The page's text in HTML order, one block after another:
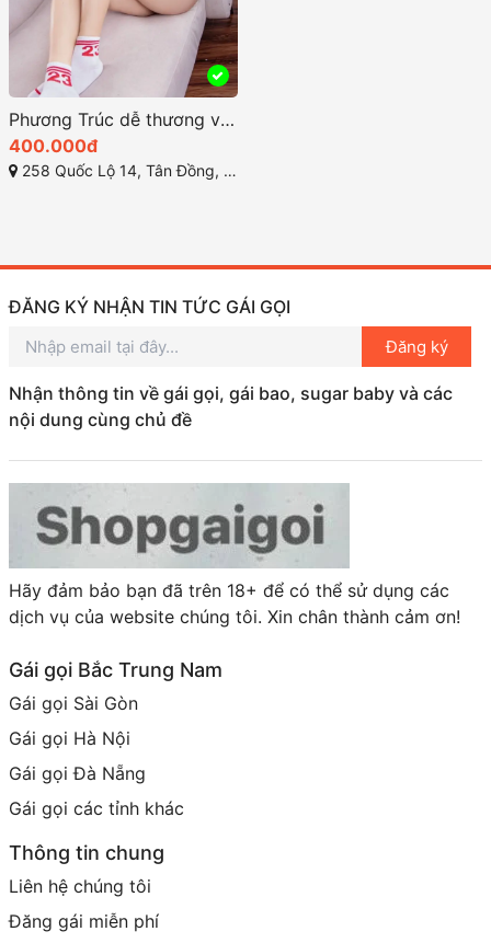
Phương Trúc dễ thương với làn da trắng và khuôn mặt xinh đẹp
400.000đ
258 Quốc Lộ 14, Tân Đồng, Đồng Xoài, Bình Phước
ĐĂNG KÝ NHẬN TIN TỨC GÁI GỌI
Đăng ký
Nhận thông tin về gái gọi, gái bao, sugar baby và các
nội dung cùng chủ đề
Hãy đảm bảo bạn đã trên 18+ để có thể sử dụng các
dịch vụ của website chúng tôi. Xin chân thành cảm ơn!
Gái gọi Bắc Trung Nam
Gái gọi Sài Gòn
Gái gọi Hà Nội
Gái gọi Đà Nẵng
Gái gọi các tỉnh khác
Thông tin chung
Liên hệ chúng tôi
Đăng gái miễn phí